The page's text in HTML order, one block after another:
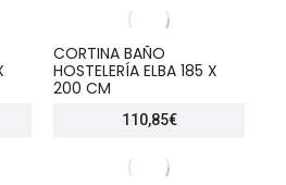
CORTINA BAÑO
HOSTELERÍA ELBA 185 X
200 CM
110,85€